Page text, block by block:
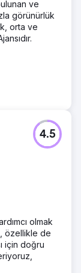
ve
görünürlük
orta ve
4.5
olmak
özellikle de
için doğru